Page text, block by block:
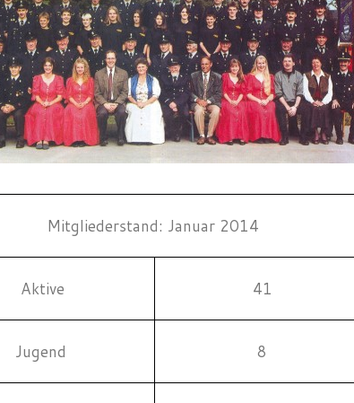
Mitgliederstand: Januar 2014
Aktive 41
Jugend 8